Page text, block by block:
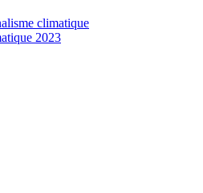
climatique
2023